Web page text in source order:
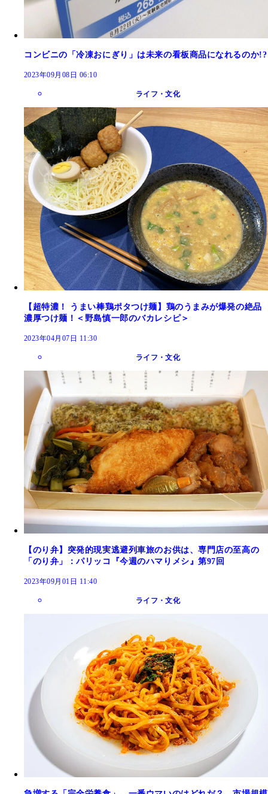
コンビニの「冷凍おにぎり」は未来の看板商品になれるのか!?
2023年09月08日 06:10
ライフ・文化
【超特濃！ うまい棒鶏ポタつけ麺】鶏のうまみが爆発の絶品
濃厚つけ麺！＜野島慎一郎のバカレシピ＞
2023年04月07日 11:30
ライフ・文化
【のり弁】突発的現実逃避列車旅のお供は、専門店の至高の
「のり弁」：パリッコ『今週のハマりメシ』第97回
2023年09月01日 11:40
ライフ・文化